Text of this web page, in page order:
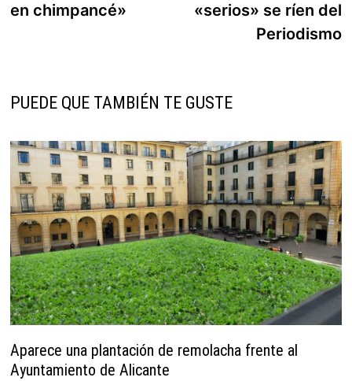
en chimpancé»
«serios» se ríen del
Periodismo
PUEDE QUE TAMBIÉN TE GUSTE
Aparece una plantación de remolacha frente al
Ayuntamiento de Alicante